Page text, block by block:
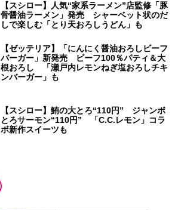
【スシロー】人気“家系ラーメン”店監修「豚
骨醤油ラーメン」発売 シャーベット状のだ
しで楽しむ「とり天おろしうどん」も
【ゼッテリア】「にんにく醤油おろしビーフ
バーガー」新発売 ビーフ100％パティ＆大
根おろし 「瀬戸内レモンねぎ塩おろしチキ
ンバーガー」も
【スシロー】鮪の大とろ“110円” ジャンボ
とろサーモン“110円” 「C.C.レモン」コラ
ボ新作スイーツも